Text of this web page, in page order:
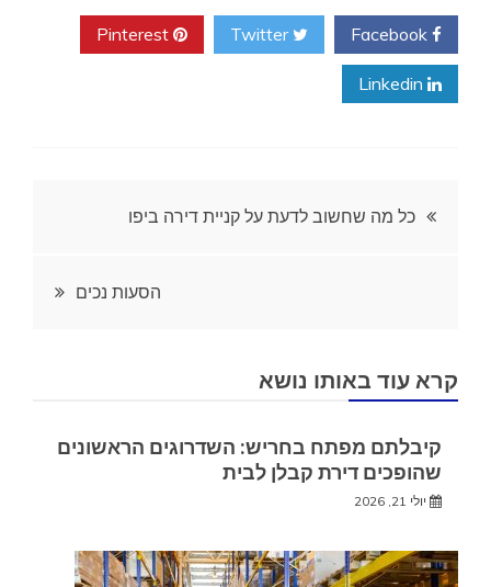
Twitter
ניווט
כל מה שחשוב לדעת על קניית דירה ביפו
הסעות נכים
קרא עוד באותו נושא
קיבלתם מפתח בחריש: השדרוגים הראשונים
שהופכים דירת קבלן לבית
יולי 21, 2026